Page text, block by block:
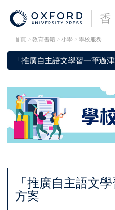
首頁 > 教育書籍 > 小學 > 學校服務
「推廣自主語文
方案